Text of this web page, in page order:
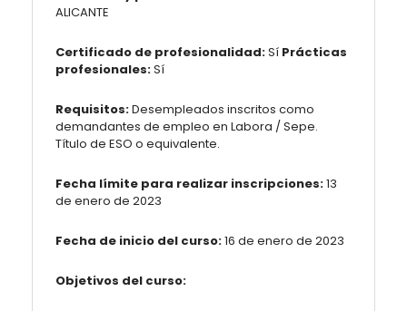
ALICANTE
Certificado de profesionalidad:Sí Prácticas
profesionales:Sí
Requisitos:Desempleados inscritos como
demandantes de empleo en Labora / Sepe.
Título de ESO o equivalente.
Fecha límite para realizar inscripciones:13
de enero de 2023
Fecha de inicio del curso:16 de enero de 2023
Objetivos del curso: